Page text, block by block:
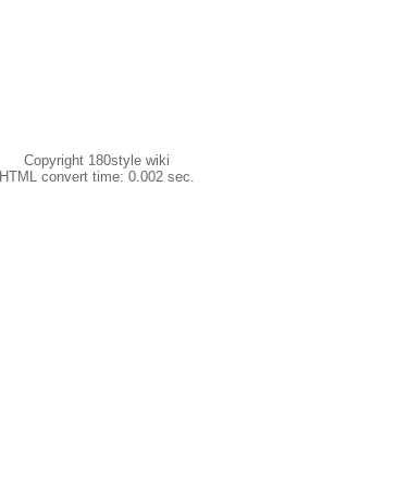
Copyright 180style wiki
HTML convert time: 0.002 sec.